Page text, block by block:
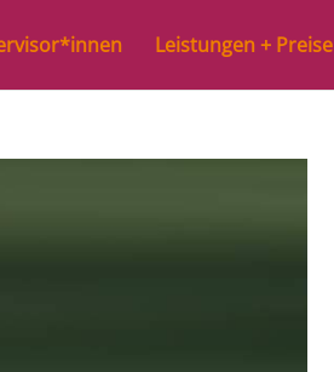
Leistungen + Preise